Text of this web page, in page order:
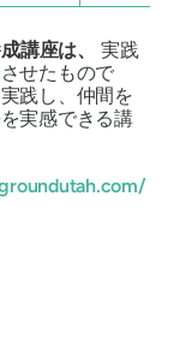
講座は、
実践
せたもので
践し、仲間を
実感できる講